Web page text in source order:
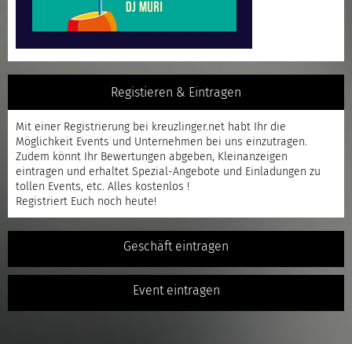
Registieren & Eintragen
Mit einer Registrierung bei kreuzlinger.net habt Ihr die
Möglichkeit Events und Unternehmen bei uns einzutragen.
Zudem könnt Ihr Bewertungen abgeben, Kleinanzeigen
eintragen und erhaltet Spezial-Angebote und Einladungen zu
tollen Events, etc. Alles kostenlos !
Registriert Euch noch heute!
Geschäft eintragen
Event eintragen